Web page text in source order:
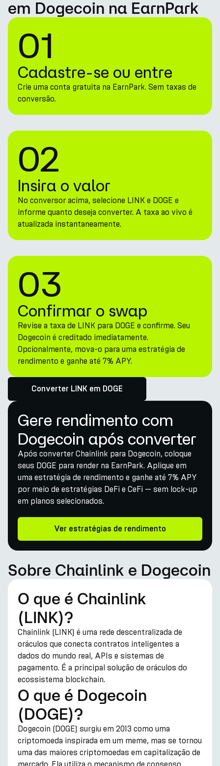
em Dogecoin na EarnPark
01
Cadastre-se ou entre
Crie uma conta gratuita na EarnPark. Sem taxas de
conversão.
02
Insira o valor
No conversor acima, selecione LINK e DOGE e
informe quanto deseja converter. A taxa ao vivo é
atualizada instantaneamente.
03
Confirmar o swap
Revise a taxa de LINK para DOGE e confirme. Seu
Dogecoin é creditado imediatamente.
Opcionalmente, mova-o para uma estratégia de
rendimento e ganhe até 7% APY.
Converter LINK em DOGE
Gere rendimento com
Dogecoin após converter
Após converter Chainlink para Dogecoin, coloque
seus DOGE para render na EarnPark. Aplique em
uma estratégia de rendimento e ganhe até 7% APY
por meio de estratégias DeFi e CeFi — sem lock-up
em planos selecionados.
Ver estratégias de rendimento
Sobre Chainlink e Dogecoin
O que é Chainlink
(LINK)?
Chainlink (LINK) é uma rede descentralizada de
oráculos que conecta contratos inteligentes a
dados do mundo real, APIs e sistemas de
pagamento. É a principal solução de oráculos do
ecossistema blockchain.
O que é Dogecoin
(DOGE)?
Dogecoin (DOGE) surgiu em 2013 como uma
criptomoeda inspirada em um meme, mas se tornou
uma das maiores criptomoedas em capitalização de